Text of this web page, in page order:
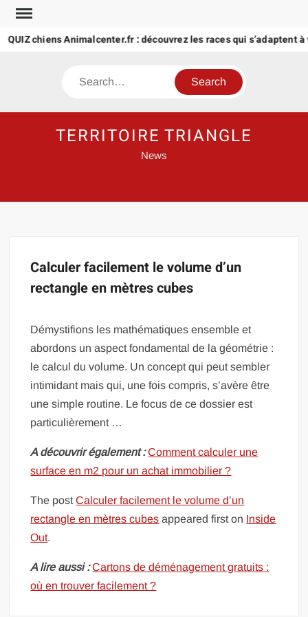
Skip
content
QUIZ chiens Animalcenter.fr : découvrez les races qui s’adaptent à
Search
TERRITOIRE TRIANGLE
News
Calculer facilement le volume d’un
rectangle en mètres cubes
Démystifions les mathématiques ensemble et
abordons un aspect fondamental de la géométrie :
le calcul du volume. Un concept qui peut sembler
intimidant mais qui, une fois compris, s’avère être
une simple routine. Le focus de ce dossier est
particulièrement …
A découvrir également : Comment calculer une
surface en m2 pour un achat immobilier ?
The postCalculer facilement le volume d’un
rectangle en mètres cubes appeared first on Inside
Out.
A lire aussi : Cartons de déménagement gratuits :
où en trouver facilement ?